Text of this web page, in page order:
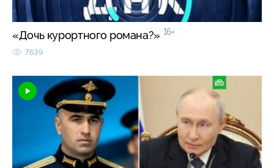
«Дочь курортного романа?» 16+
7639